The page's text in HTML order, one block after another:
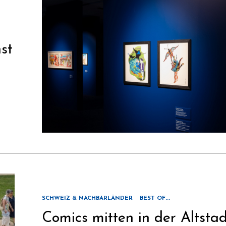
SCHWEIZ & NACHBARLÄNDER BEST OF...
Comics mitten in der